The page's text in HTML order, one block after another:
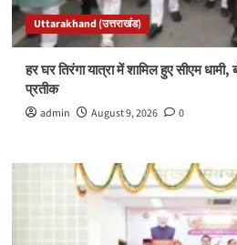
Uttarakhand (उत्तराखंड)
हर घर तिरंगा यात्रा में शामिल हुए सीएम
प्रतीक
admin August 9, 2026 0